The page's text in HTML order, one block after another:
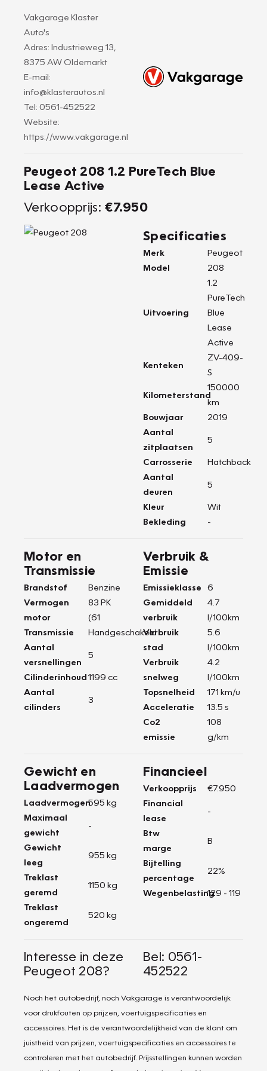
Vakgarage Klaster
Auto's
Adres: Industrieweg 13,
8375 AW Oldemarkt
E-mail:
info@klasterautos.nl
Tel: 0561-452522
Website:
https://www.vakgarage.nl
Peugeot 208 1.2 PureTech Blue
Lease Active
Verkoopprijs: €7.950
Specificaties
Merk
Peugeot
Model
208
Uitvoering
1.2
PureTech
Blue
Lease
Active
Kenteken
ZV-409-
S
Kilometerstand
150000
km
Bouwjaar
2019
Aantal
zitplaatsen
5
Carrosserie
Hatchback
Aantal
deuren
5
Kleur
Wit
Bekleding
-
Motor en
Transmissie
Brandstof
Benzine
Vermogen
motor
83 PK
(61
Transmissie
Handgeschakeld
Aantal
versnellingen
5
Cilinderinhoud1199 cc
Aantal
cilinders
3
Verbruik &
Emissie
Emissieklasse
6
Gemiddeld
verbruik
4.7
l/100km
Verbruik
stad
5.6
l/100km
Verbruik
snelweg
4.2
l/100km
Topsnelheid
171 km/u
Acceleratie
13.5 s
Co2
emissie
108
g/km
Gewicht en
Laadvermogen
Laadvermogen595 kg
Maximaal
gewicht
-
Gewicht
leeg
955 kg
Treklast
geremd
1150 kg
Treklast
ongeremd
520 kg
Financieel
Verkoopprijs
€7.950
Financial
lease
-
Btw
marge
B
Bijtelling
percentage
22%
Wegenbelasting129 - 119
Interesse in deze
Peugeot 208?
Bel: 0561-
452522
Noch het autobedrijf, noch Vakgarage is verantwoordelijk
voor drukfouten op prijzen, voertuigspecificaties en
accessoires. Het is de verantwoordelijkheid van de klant om
juistheid van prijzen, voertuigspecificaties en accessoires te
controleren met het autobedrijf. Prijsstellingen kunnen worden